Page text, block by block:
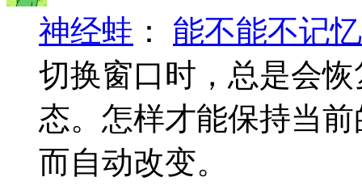
神经蛙 ： 能不能不记
切换窗口时，总是会
态。怎样才能保持当
而自动改变。